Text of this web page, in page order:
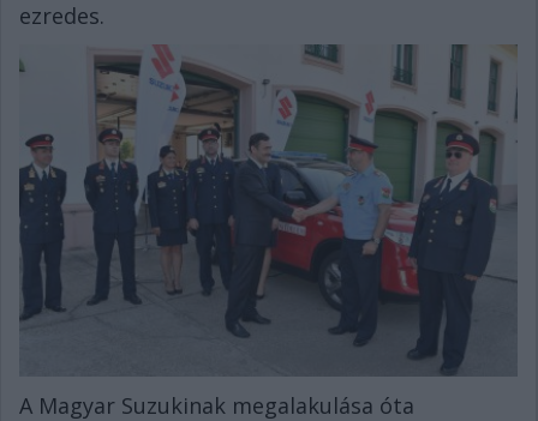
ezredes.
A Magyar Suzukinak megalakulása óta